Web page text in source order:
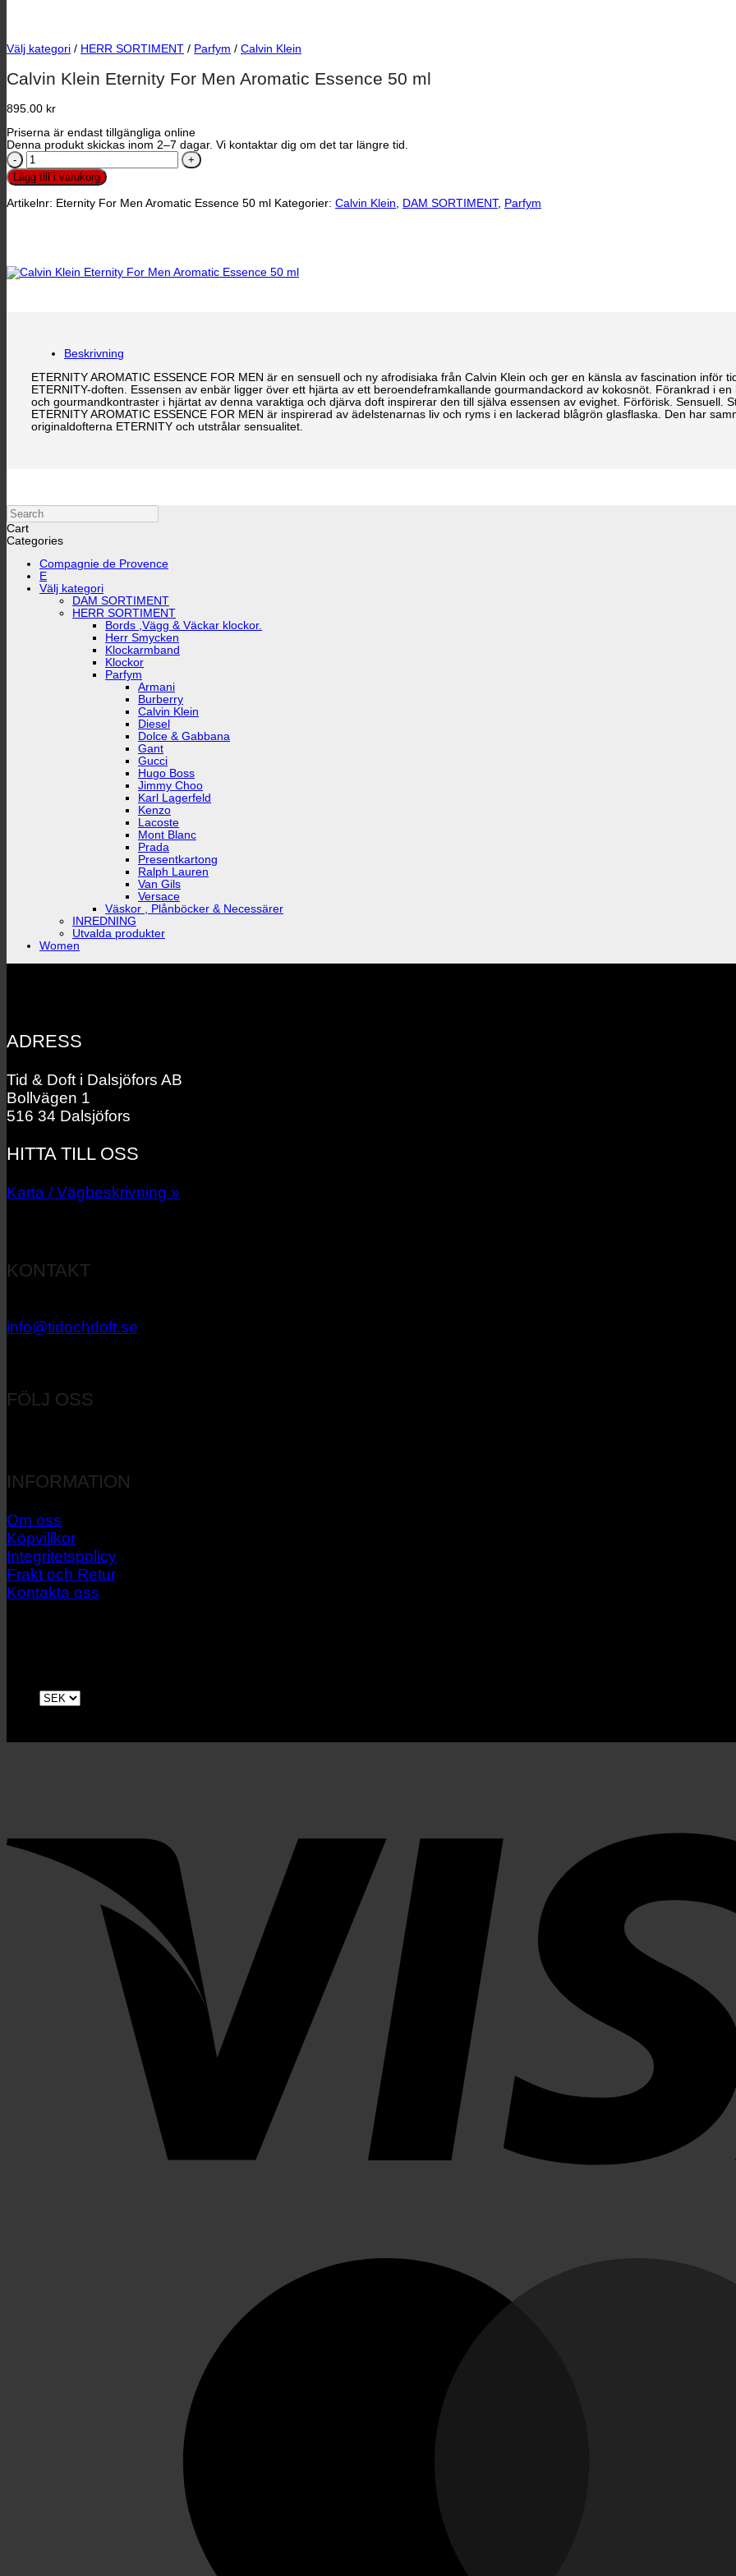
Välj kategori / HERR SORTIMENT / Parfym / Calvin Klein
Calvin Klein Eternity For Men Aromatic Essence 50 ml
895.00 kr
Priserna är endast tillgängliga online
Denna produkt skickas inom 2–7 dagar. Vi kontaktar dig om det tar längre tid.
Calvin
Klein
Eternity
Men
mängd
Lägg till i varukorg
Artikelnr: Eternity For Men Aromatic Essence 50 ml Kategorier: Calvin Klein DAM SORTIMENT, Parfym
Beskrivning
ETERNITY AROMATIC ESSENCE FOR MEN är en sensuell och ny afrodisiaka från Calvin Klein och ger en känsla av fascination inför
ETERNITY-doften. Essensen av enbär ligger över ett hjärta av ett beroendeframkallande gourmandackord av kokosnöt. Förankrad i
och gourmandkontraster i hjärtat av denna varaktiga och djärva doft inspirerar den till själva essensen av evighet. Förförisk. Sensuell.
ETERNITY AROMATIC ESSENCE FOR MEN är inspirerad av ädelstenarnas liv och ryms i en lackerad blågrön glasflaska. Den har
originaldofterna ETERNITY och utstrålar sensualitet.
Search
Cart
Categories
Compagnie de Provence
E
Välj kategori
DAM SORTIMENT
HERR SORTIMENT
Bords ,Vägg & Väckar klockor.
Herr Smycken
Klockarmband
Klockor
Parfym
Armani
Burberry
Calvin Klein
Diesel
Dolce & Gabbana
Gant
Gucci
Hugo Boss
Jimmy Choo
Karl Lagerfeld
Kenzo
Lacoste
Mont Blanc
Prada
Presentkartong
Ralph Lauren
Van Gils
Versace
Väskor , Plånböcker & Necessärer
INREDNING
Utvalda produkter
Women
ADRESS
Tid & Doft i Dalsjöfors AB
Bollvägen 1
516 34 Dalsjöfors
HITTA TILL OSS
Karta / Vägbeskrivning »
KONTAKT
info@tidochdoft.se
FÖLJ OSS
INFORMATION
Om oss
Köpvillkor
Integritetspolicy
Frakt och Retur
Kontakta oss